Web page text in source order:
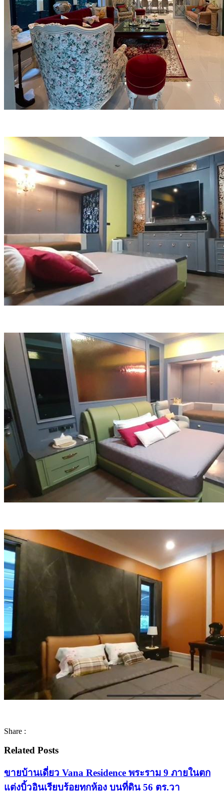
Share :
Related Posts
ขายบ้านเดี่ยว Vana Residence พระราม 9 ภายในตก
แต่งบิ้วอินเรียบร้อยทุกห้อง บนที่ดิน 56 ตร.วา